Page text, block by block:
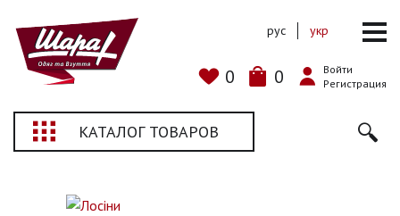
0 0
Войти
Регистрация
рус укр
КАТАЛОГ ТОВАРОВ